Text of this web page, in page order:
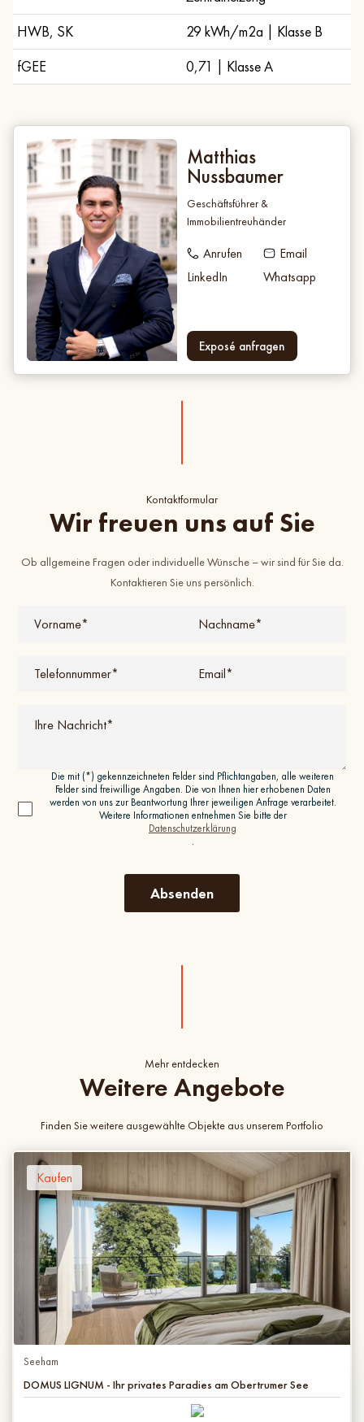
HWB, SK
29 kWh/m2a | Klasse B
fGEE
0,71 | Klasse A
Matthias
Nussbaumer
Geschäftsführer &
Immobilientreuhänder
Anrufen
Email
LinkedIn
Whatsapp
Exposé anfragen
Kontaktformular
Wir freuen uns auf Sie
Ob allgemeine Fragen oder individuelle Wünsche – wir sind für Sie da.
Kontaktieren Sie uns persönlich.
Die mit (*) gekennzeichneten Felder sind Pflichtangaben, alle weiteren
Felder sind freiwillige Angaben. Die von Ihnen hier erhobenen Daten
werden von uns zur Beantwortung Ihrer jeweiligen Anfrage verarbeitet.
Weitere Informationen entnehmen Sie bitte der
Datenschutzerklärung
.
Mehr entdecken
Weitere Angebote
Finden Sie weitere ausgewählte Objekte aus unserem Portfolio
Kaufen
Seeham
DOMUS LIGNUM - Ihr privates Paradies am Obertrumer See